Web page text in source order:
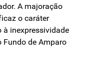
A majoração
o caráter
à inexpressividade
Fundo de Amparo